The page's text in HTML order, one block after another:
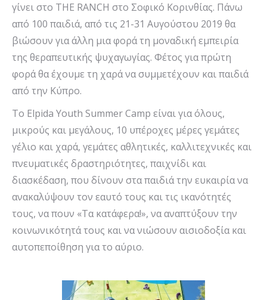
γίνει στο THE RANCH στο Σοφικό Κορινθίας. Πάνω
από 100 παιδιά, από τις 21-31 Αυγούστου 2019 θα
βιώσουν για άλλη μια φορά τη μοναδική εμπειρία
της θεραπευτικής ψυχαγωγίας. Φέτος για πρώτη
φορά θα έχουμε τη χαρά να συμμετέχουν και παιδιά
από την Κύπρο.
Το Elpida Youth Summer Camp είναι για όλους,
μικρούς και μεγάλους, 10 υπέροχες μέρες γεμάτες
γέλιο και χαρά, γεμάτες αθλητικές, καλλιτεχνικές και
πνευματικές δραστηριότητες, παιχνίδι και
διασκέδαση, που δίνουν στα παιδιά την ευκαιρία να
ανακαλύψουν τον εαυτό τους και τις ικανότητές
τους, να πουν «Τα κατάφερα!», να αναπτύξουν την
κοινωνικότητά τους και να νιώσουν αισιοδοξία και
αυτοπεποίθηση για το αύριο.